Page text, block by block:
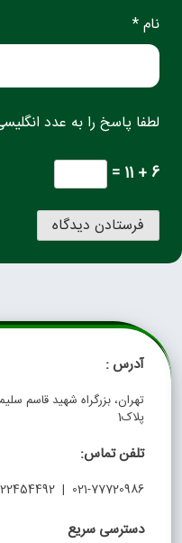
نام *
لطفا پاسخ را به عدد
6 + 11 =
آدرس :
تهران، بزرگراه شهید قاسم
پلاک1
تلفن تماس:
021-77720986 | 021-22454492
دسترسی سریع